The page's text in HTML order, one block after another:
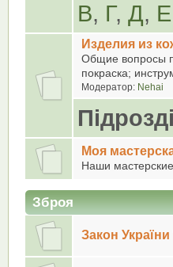
В, Г, Д, Е
Изделия из
Общие вопросы
покраска;
Модератор: Nehai
Моя
Наши
Зброя
Закон